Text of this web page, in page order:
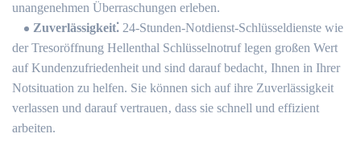
unangenehmen Überraschungen erleben.​
Zuverlässigkeit⁚ 24-Stunden-Notdienst-Schlüsseldienste wie
der Tresoröffnung Hellenthal Schlüsselnotruf legen großen Wert
auf Kundenzufriedenheit und sind darauf bedacht‚ Ihnen in Ihrer
Notsituation zu helfen.​ Sie können sich auf ihre Zuverlässigkeit
verlassen und darauf vertrauen‚ dass sie schnell und effizient
arbeiten.